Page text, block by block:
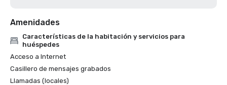
Amenidades
Características de la habitación y servicios para
huéspedes
Acceso a Internet
Casillero de mensajes grabados
Llamadas (locales)